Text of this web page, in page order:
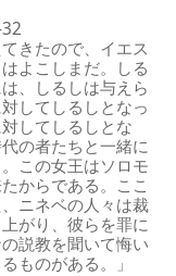
きたので、イエス
よこしまだ。しる
、しるしは与えら
してしるしとなっ
してしるしとな
の者たちと一緒に
この女王はソロモ
からである。ここ
ニネベの人々は裁
がり、彼らを罪に
説教を聞いて悔い
ものがある。」